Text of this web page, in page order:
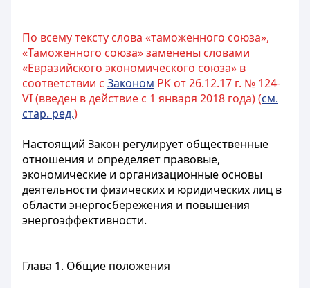
По всему тексту слова «таможенного союза»,
«Таможенного союза» заменены словами
«Евразийского экономического союза» в
соответствии с Законом РК от 26.12.17 г. № 124-
VI (введен в действие с 1 января 2018 года) (см.
стар. ред.)
Настоящий Закон регулирует общественные
отношения и определяет правовые,
экономические и организационные основы
деятельности физических и юридических лиц в
области энергосбережения и повышения
энергоэффективности.
Глава 1. Общие положения